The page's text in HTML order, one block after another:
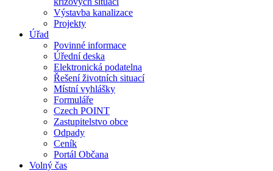
Výstavba kanalizace
Projekty
Úřad
Povinné informace
Úřední deska
Elektronická podatelna
Řešení životních situací
Místní vyhlášky
Formuláře
Czech POINT
Zastupitelstvo obce
Odpady
Ceník
Portál Občana
Volný čas